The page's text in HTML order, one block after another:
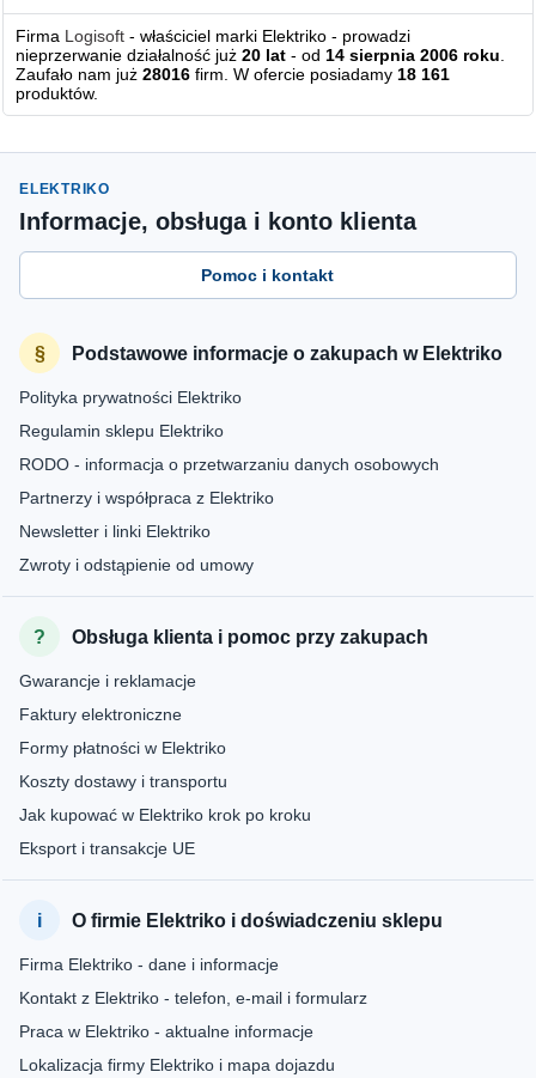
Firma Logisoft - właściciel marki Elektriko - prowadzi
nieprzerwanie działalność już20 lat - od14 sierpnia 2006 roku.
Zaufało nam już28016 firm. W ofercie posiadamy18 161
produktów.
ELEKTRIKO
Informacje, obsługa i konto klienta
Pomoc i kontakt
Podstawowe informacje o zakupach w Elektriko
Polityka prywatności Elektriko
Regulamin sklepu Elektriko
RODO - informacja o przetwarzaniu danych osobowych
Partnerzy i współpraca z Elektriko
Newsletter i linki Elektriko
Zwroty i odstąpienie od umowy
Obsługa klienta i pomoc przy zakupach
Gwarancje i reklamacje
Faktury elektroniczne
Formy płatności w Elektriko
Koszty dostawy i transportu
Jak kupować w Elektriko krok po kroku
Eksport i transakcje UE
O firmie Elektriko i doświadczeniu sklepu
Firma Elektriko - dane i informacje
Kontakt z Elektriko - telefon, e-mail i formularz
Praca w Elektriko - aktualne informacje
Lokalizacja firmy Elektriko i mapa dojazdu